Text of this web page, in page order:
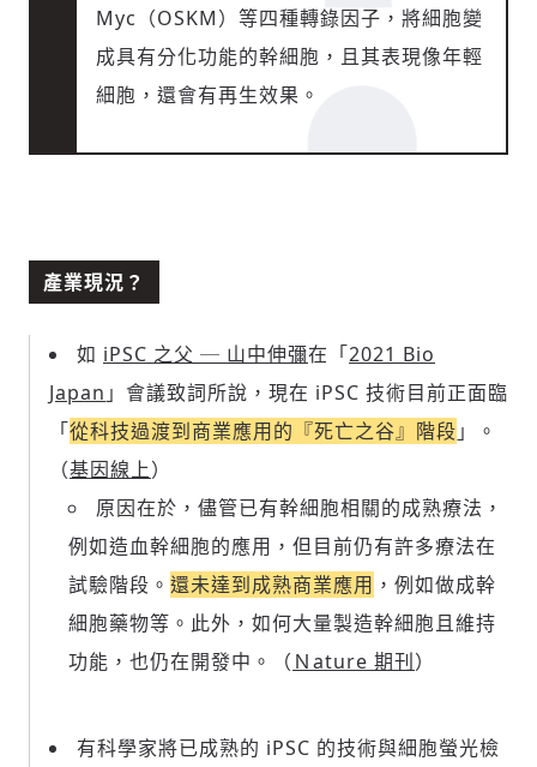
Myc（OSKM）等四種轉錄因子，將細胞變
成具有分化功能的幹細胞，且其表現像年輕
細胞，還會有再生效果。
產業現況？
如 iPSC 之父 ─ 山中伸彌在「2021 Bio
Japan 」會議致詞所說，現在 iPSC 技術目前正面臨
「從科技過渡到商業應用的『死亡之谷』階段 」。
（基因線上）
原因在於，儘管已有幹細胞相關的成熟療法，
例如造血幹細胞的應用，但目前仍有許多療法在
試驗階段。 還未達到成熟商業應用 ，例如做成幹
細胞藥物等。此外，如何大量製造幹細胞且維持
功能，也仍在開發中。（ Ｎature 期刊）
有科學家將已成熟的 iPSC 的技術與細胞螢光檢